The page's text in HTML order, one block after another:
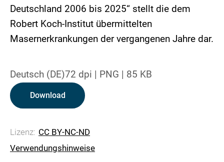
Deutschland 2006 bis 2025“ stellt die dem
Robert Koch-Institut übermittelten
Masernerkrankungen der vergangenen Jahre dar.
Deutsch (DE)72 dpi | PNG | 85 KB
Download
Lizenz: CC BY-NC-ND
Verwendungshinweise